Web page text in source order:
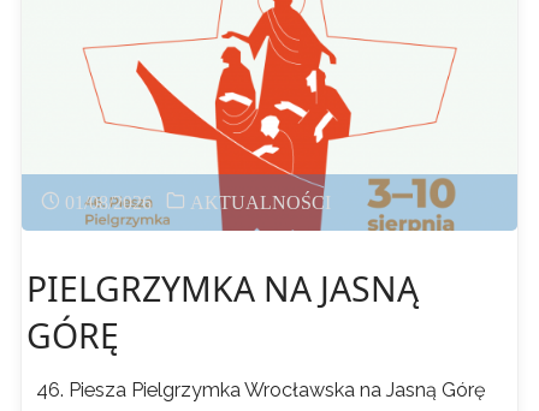
01/08/2026 AKTUALNOŚCI
PIELGRZYMKA NA JASNĄ
GÓRĘ
46. Piesza Pielgrzymka Wrocławska na Jasną Górę